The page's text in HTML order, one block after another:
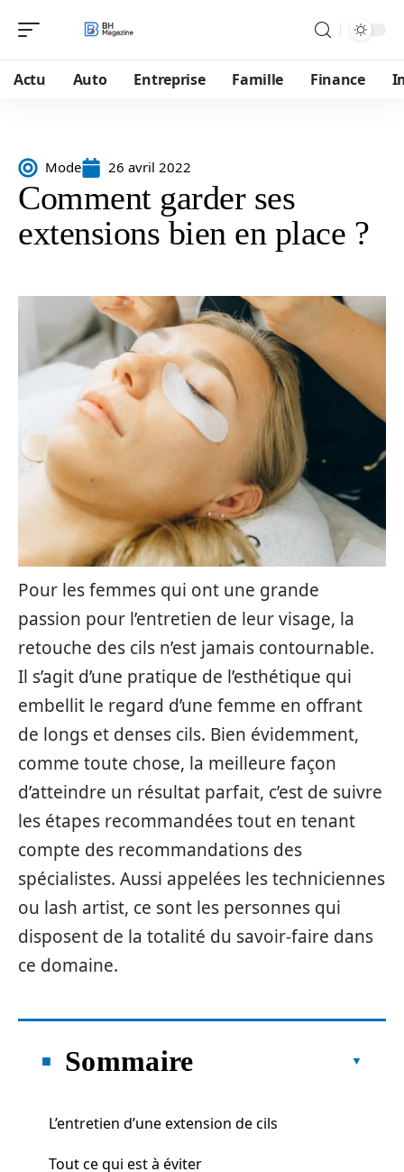
Actu Auto Entreprise Famille Finance
Mode 26 avril 2022
Comment garder ses
extensions bien en place ?
Pour les femmes qui ont une grande
passion pour l’entretien de leur visage, la
retouche des cils n’est jamais contournable.
Il s’agit d’une pratique de l’esthétique qui
embellit le regard d’une femme en offrant
de longs et denses cils. Bien évidemment,
comme toute chose, la meilleure façon
d’atteindre un résultat parfait, c’est de suivre
les étapes recommandées tout en tenant
compte des recommandations des
spécialistes. Aussi appelées les techniciennes
ou lash artist, ce sont les personnes qui
disposent de la totalité du savoir-faire dans
ce domaine.
Sommaire
L’entretien d’une extension de cils
Tout ce qui est à éviter